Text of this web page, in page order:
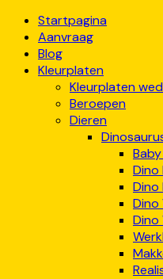
Startpagina
Aanvraag
Blog
Kleurplaten
Kleurplaten
Beroepen
Dieren
Baby
Dino
Dino
Dino
Dino